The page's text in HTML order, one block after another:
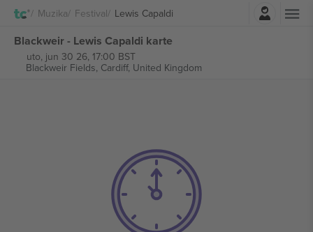
Muzika Festival Lewis CapaldiNajavite se
Blackweir - Lewis Capaldi karte
uto, jun 30 26, 17:00 BST
Blackweir Fields, Cardiff, United Kingdom